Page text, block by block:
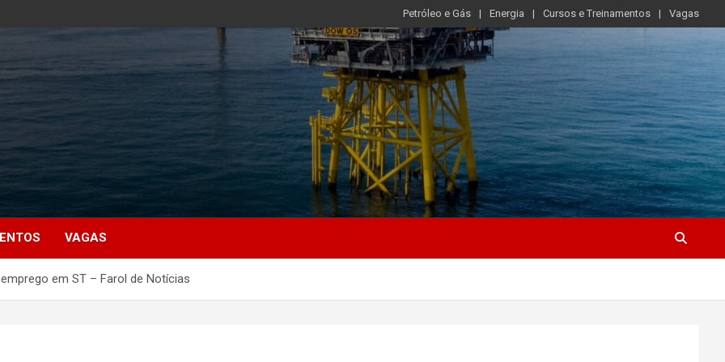
Petróleo e Gás Energia Cursos e Treinamentos Vagas
VAGAS
em ST – Farol de Notícias